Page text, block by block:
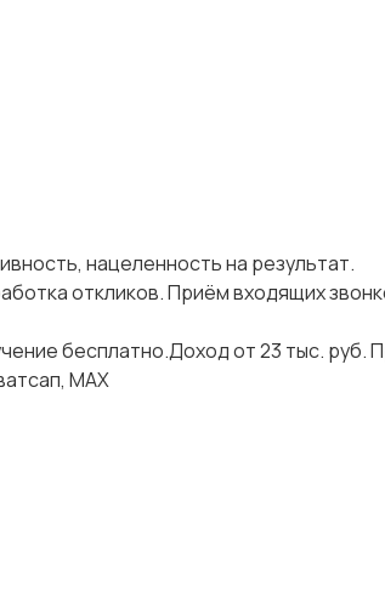
нацеленность на результат.
откликов. Приём входящих
бесплатно.Доход от 23 тыс. руб.
МАХ